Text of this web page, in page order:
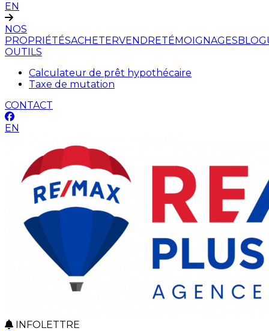
EN
NOS
PROPRIÉTÉSACHETERVENDRETÉMOIGNAGES
OUTILS
Calculateur de prêt hypothécaire
Taxe de mutation
CONTACT
EN
INFOLETTRE